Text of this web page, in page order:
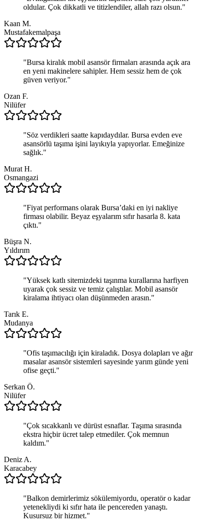
oldular. Çok dikkatli ve titizlendiler, allah razı olsun."
Kaan M.
Mustafakemalpaşa
"Bursa kiralık mobil asansör firmaları arasında açık ara
en yeni makinelere sahipler. Hem sessiz hem de çok
güven veriyor."
Ozan F.
Nilüfer
"Söz verdikleri saatte kapıdaydılar. Bursa evden eve
asansörlü taşıma işini layıkıyla yapıyorlar. Emeğinize
sağlık."
Murat H.
Osmangazi
"Fiyat performans olarak Bursa’daki en iyi nakliye
firması olabilir. Beyaz eşyalarım sıfır hasarla 8. kata
çıktı."
Büşra N.
Yıldırım
"Yüksek katlı sitemizdeki taşınma kurallarına harfiyen
uyarak çok sessiz ve temiz çalıştılar. Mobil asansör
kiralama ihtiyacı olan düşünmeden arasın."
Tarık E.
Mudanya
"Ofis taşımacılığı için kiraladık. Dosya dolapları ve ağır
masalar asansör sistemleri sayesinde yarım günde yeni
ofise geçti."
Serkan Ö.
Nilüfer
"Çok sıcakkanlı ve dürüst esnaflar. Taşıma sırasında
ekstra hiçbir ücret talep etmediler. Çok memnun
kaldım."
Deniz A.
Karacabey
"Balkon demirlerimiz sökülemiyordu, operatör o kadar
yetenekliydi ki sıfır hata ile pencereden yanaştı.
Kusursuz bir hizmet."